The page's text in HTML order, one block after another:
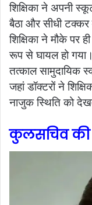
शिक्षिका ने अपनी
बैठा और सीधी
शिक्षिका ने मौके पर
रूप से घायल हो
तत्काल सामुदायिक
जहां डॉक्टरों ने
नाजुक स्थिति को
कुलसचिव की